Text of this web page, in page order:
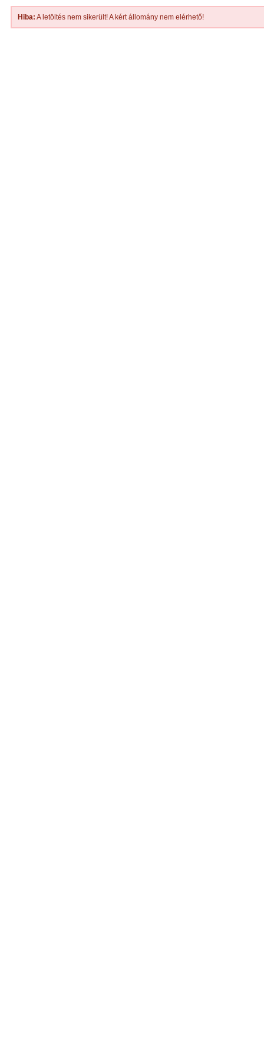
Hiba: A letöltés nem sikerült! A kért állomány nem elérhető!